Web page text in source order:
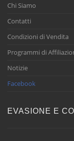
Chi Siamo
Contatti
Condizioni di Vendita
Programmi di
Notizie
Facebook
EVASIONE E